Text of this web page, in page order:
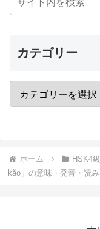
カテゴリー
ホーム HSK4
kǎo」の意味・発音・読